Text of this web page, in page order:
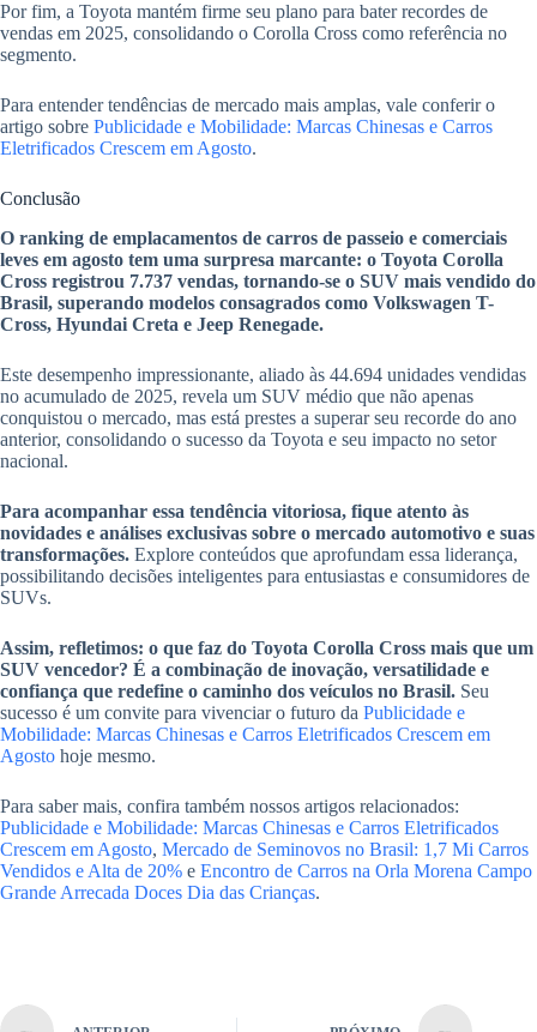
Por fim, a Toyota mantém firme seu plano para bater recordes de
vendas em 2025, consolidando o Corolla Cross como referência no
segmento.
Para entender tendências de mercado mais amplas, vale conferir o
artigo sobre Publicidade e Mobilidade: Marcas Chinesas e Carros
Eletrificados Crescem em Agosto.
Conclusão
O ranking de emplacamentos de carros de passeio e comerciais
leves em agosto tem uma surpresa marcante: o Toyota Corolla
Cross registrou 7.737 vendas, tornando-se o SUV mais vendido do
Brasil, superando modelos consagrados como Volkswagen T-
Cross, Hyundai Creta e Jeep Renegade.
Este desempenho impressionante, aliado às 44.694 unidades vendidas
no acumulado de 2025, revela um SUV médio que não apenas
conquistou o mercado, mas está prestes a superar seu recorde do ano
anterior, consolidando o sucesso da Toyota e seu impacto no setor
nacional.
Para acompanhar essa tendência vitoriosa, fique atento às
novidades e análises exclusivas sobre o mercado automotivo e suas
transformações. Explore conteúdos que aprofundam essa liderança,
possibilitando decisões inteligentes para entusiastas e consumidores de
SUVs.
Assim, refletimos: o que faz do Toyota Corolla Cross mais que um
SUV vencedor? É a combinação de inovação, versatilidade e
confiança que redefine o caminho dos veículos no Brasil. Seu
sucesso é um convite para vivenciar o futuro da Publicidade e
Mobilidade: Marcas Chinesas e Carros Eletrificados Crescem em
Agosto hoje mesmo.
Para saber mais, confira também nossos artigos relacionados:
Publicidade e Mobilidade: Marcas Chinesas e Carros Eletrificados
Crescem em Agosto, Mercado de Seminovos no Brasil: 1,7 Mi Carros
Vendidos e Alta de 20% e Encontro de Carros na Orla Morena Campo
Grande Arrecada Doces Dia das Crianças.